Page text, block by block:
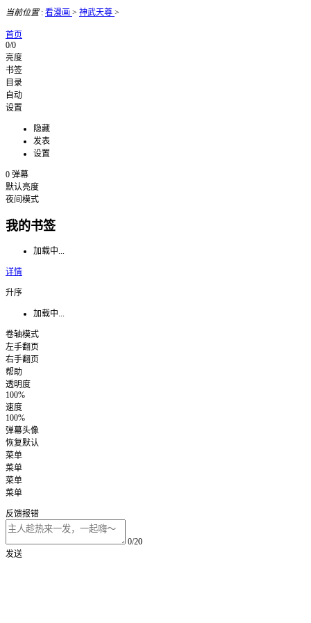
当前位置: 看漫画 > 神武天尊 >
首页
0/0
亮度
书签
目录
自动
设置
隐藏
发表
设置
0 弹幕
默认亮度
夜间模式
我的书签
加载中...
详情
升序
加载中...
卷轴模式
左手翻页
右手翻页
帮助
透明度
100%
速度
100%
弹幕头像
恢复默认
菜单
菜单
菜单
菜单
反馈报错
0/20
发送